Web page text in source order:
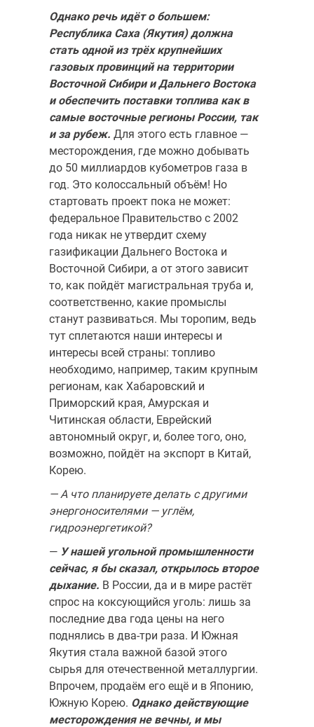
Однако речь идёт о большем:
Республика Саха (Якутия) должна
стать одной из трёх крупнейших
газовых провинций на террито­рии
Восточной Сибири и Дальнего Востока
и обеспечить поставки топлива как в
самые восточные регионы России, так
и за рубеж. Для этого есть главное —
месторождения, где можно добывать
до 50 мил­лиардов кубометров газа в
год. Это колоссальный объём! Но
стартовать проект пока не может:
федеральное Правительство с 2002
года никак не утвердит схему
газификации Дальнего Востока и
Восточной Сибири, а от этого зависит
то, как пойдёт магистральная труба и,
соответственно, какие промыслы
станут развиваться. Мы торопим, ведь
тут сплетаются наши интересы и
интересы всей страны: топливо
необходимо, напри­мер, таким крупным
регионам, как Хабаровский и
Приморский края, Амурская и
Читинская области, Еврейский
автономный округ, и, более того, оно,
возможно, пойдёт на экспорт в Китай,
Корею.
— А что планируете делать с другими
энергоносителями — углём,
гидроэнергетикой?
— У нашей угольной промышленности
сейчас, я бы сказал, от­крылось второе
дыхание. В России, да и в мире растёт
спрос на кок­сующийся уголь: лишь за
последние два года цены на него
поднялись в два-три раза. И Южная
Якутия стала важной базой этого
сырья для отечественной металлургии.
Впрочем, продаём его ещё и в Японию,
Южную Корею. Однако действующие
месторождения не вечны, и мы